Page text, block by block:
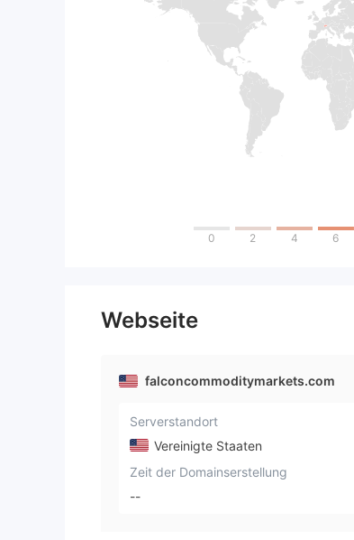
0 2 4 6
Webseite
falconcommoditymarkets.com
Serverstandort
Vereinigte Staaten
Zeit der Domainserstellung
--